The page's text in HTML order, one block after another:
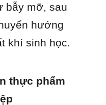
bẫy mỡ, sau
hướng
khí sinh học.
thực phẩm